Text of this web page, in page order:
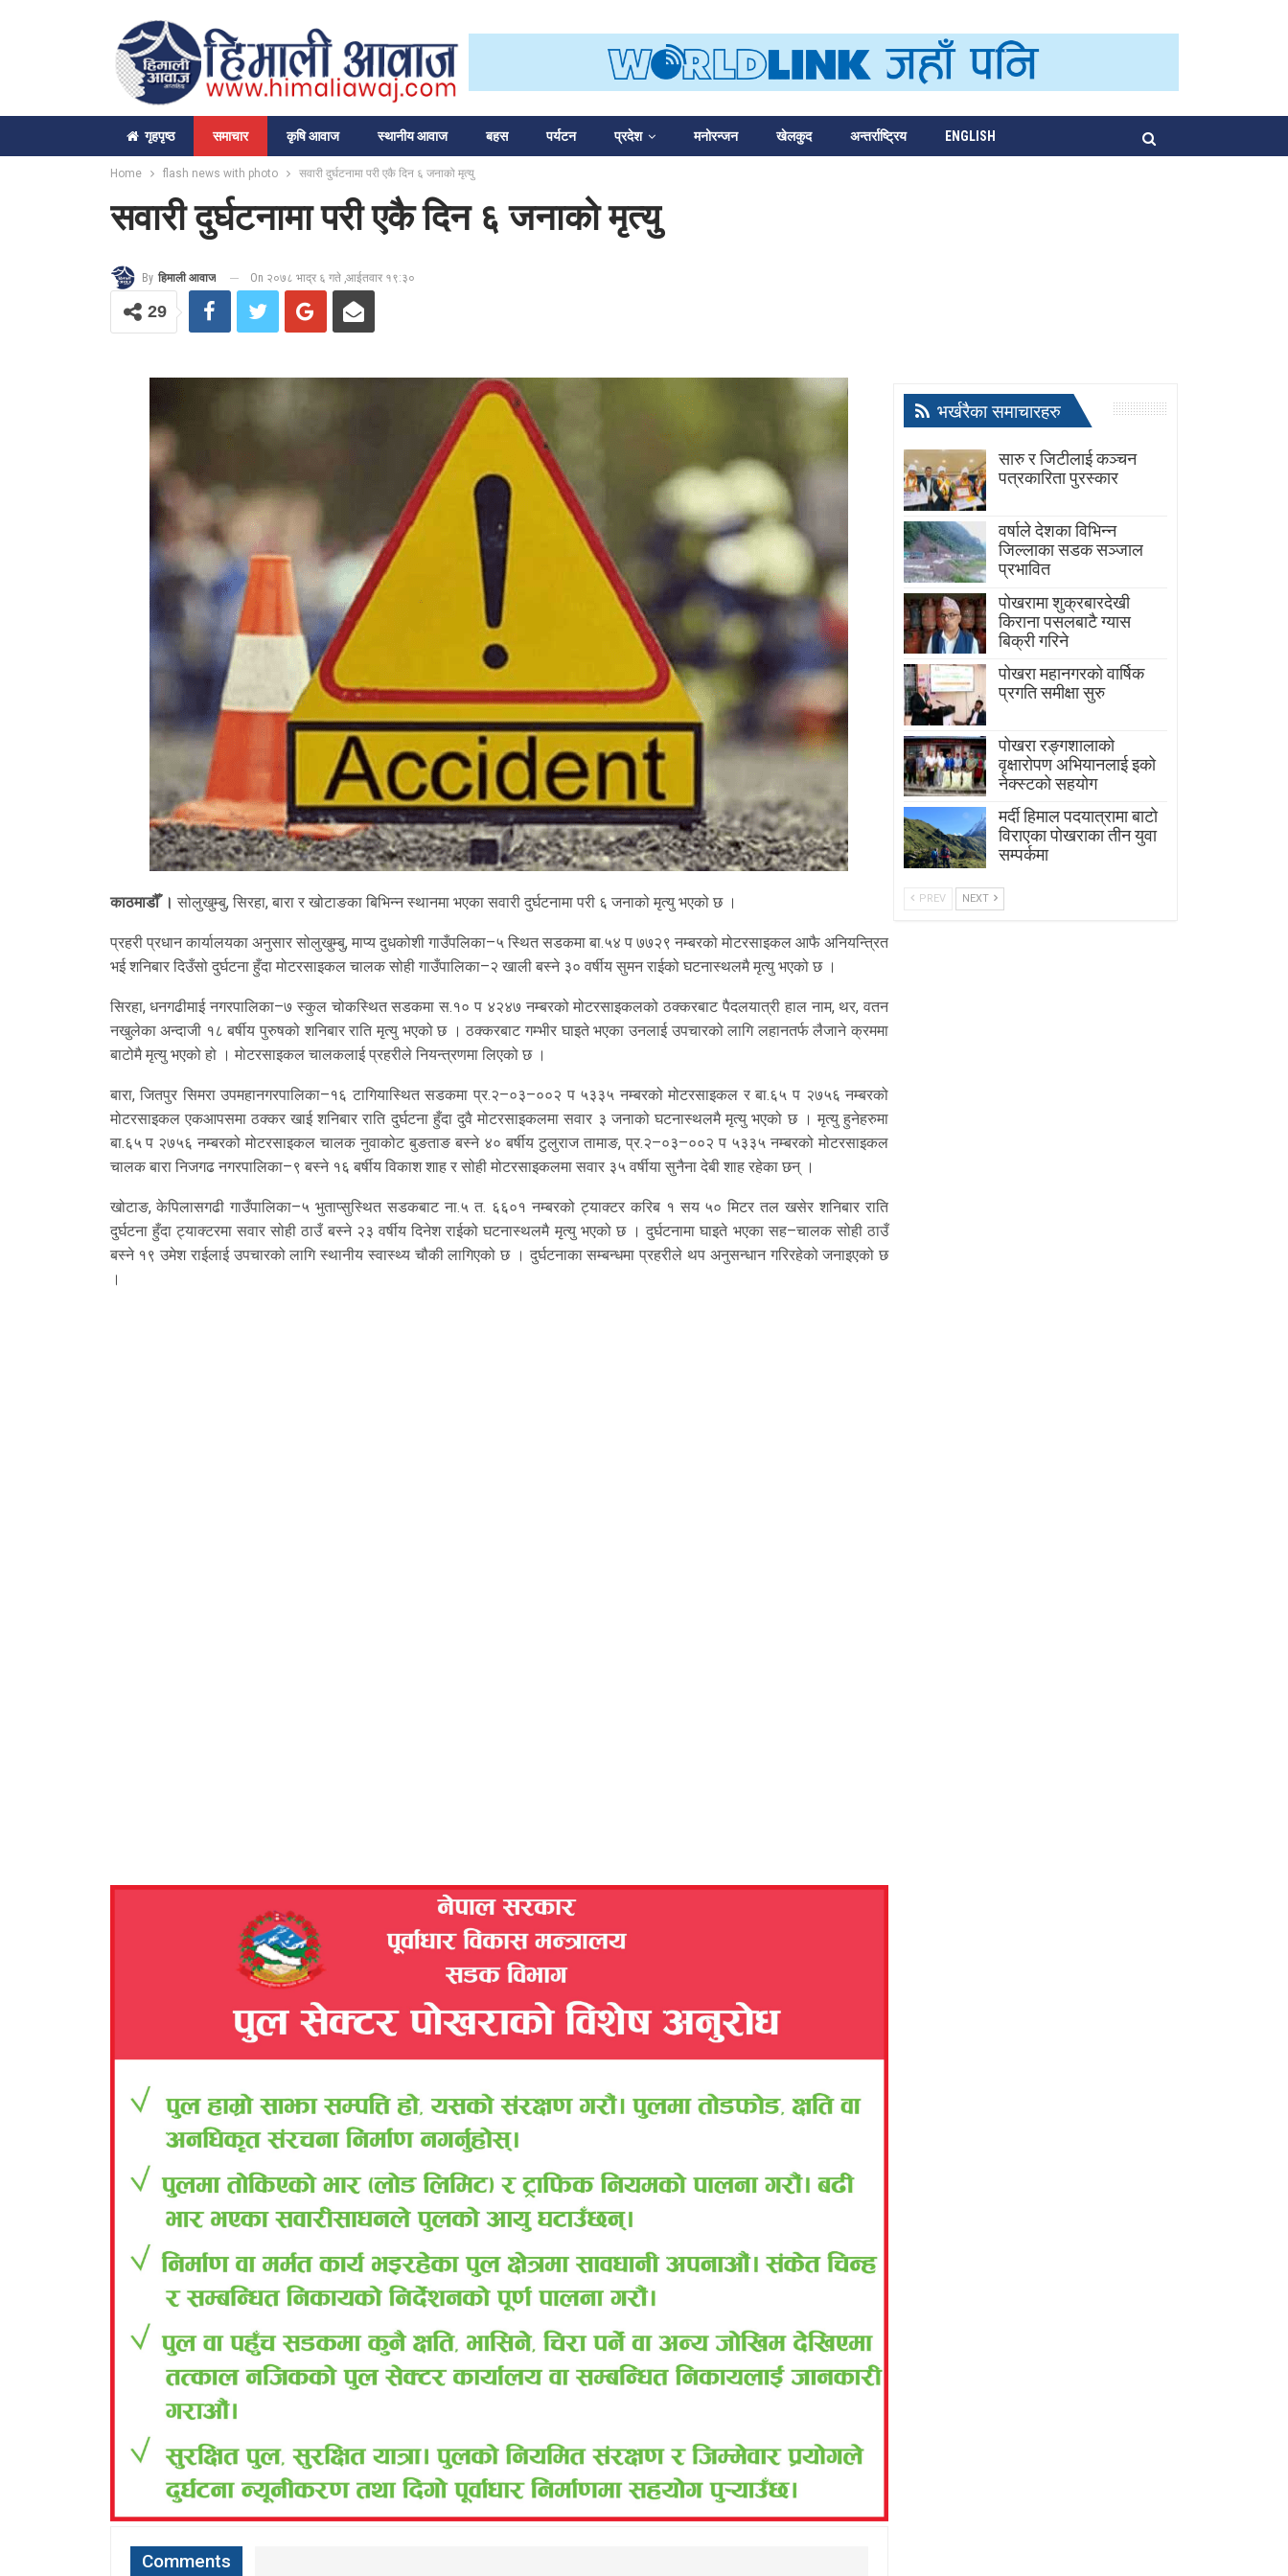
गृहपृष्‍ठ समाचार कृषि आवाज स्थानीय आवाज बहस पर्यटन प्रदेश मनोरन्जन खेलकुद अन्तर्राष्ट्रिय ENGLISH
Home flash news with photo सवारी दुर्घटनामा परी एकै दिन ६ जनाको मृत्यु
सवारी दुर्घटनामा परी एकै दिन ६ जनाको मृत्यु
By हिमाली आवाज On २०७८ भाद्र ६ गते ,आईतवार १९:३०
29
काठमाडौँ । सोलुखुम्बु, सिरहा, बारा र खोटाङका बिभिन्न स्थानमा भएका सवारी दुर्घटनामा परी ६ जनाको मृत्यु भएको छ ।
प्रहरी प्रधान कार्यालयका अनुसार सोलुखुम्बु, माप्य दुधकोशी गाउँपलिका–५ स्थित सडकमा बा.५४ प ७७२९ नम्बरको मोटरसाइकल आफै अनियन्त्रित
भई शनिबार दिउँसो दुर्घटना हुँदा मोटरसाइकल चालक सोही गाउँपालिका–२ खाली बस्ने ३० वर्षीय सुमन राईको घटनास्थलमै मृत्यु भएको छ ।
सिरहा, धनगढीमाई नगरपालिका–७ स्कुल चोकस्थित सडकमा स.१० प ४२४७ नम्बरको मोटरसाइकलको ठक्करबाट पैदलयात्री हाल नाम, थर, वतन
नखुलेका अन्दाजी १८ बर्षीय पुरुषको शनिबार राति मृत्यु भएको छ । ठक्करबाट गम्भीर घाइते भएका उनलाई उपचारको लागि लहानतर्फ लैजाने क्रममा
बाटोमै मृत्यु भएको हो । मोटरसाइकल चालकलाई प्रहरीले नियन्त्रणमा लिएको छ ।
बारा, जितपुर सिमरा उपमहानगरपालिका–१६ टागियास्थित सडकमा प्र.२–०३–००२ प ५३३५ नम्बरको मोटरसाइकल र बा.६५ प २७५६ नम्बरको
मोटरसाइकल एकआपसमा ठक्कर खाई शनिबार राति दुर्घटना हुँदा दुवै मोटरसाइकलमा सवार ३ जनाको घटनास्थलमै मृत्यु भएको छ । मृत्यु हुनेहरुमा
बा.६५ प २७५६ नम्बरको मोटरसाइकल चालक नुवाकोट बुङताङ बस्ने ४० बर्षीय टुलुराज तामाङ, प्र.२–०३–००२ प ५३३५ नम्बरको मोटरसाइकल
चालक बारा निजगढ नगरपालिका–९ बस्ने १६ बर्षीय विकाश शाह र सोही मोटरसाइकलमा सवार ३५ वर्षीया सुनैना देबी शाह रहेका छन् ।
खोटाङ, केपिलासगढी गाउँपालिका–५ भुताप्सुस्थित सडकबाट ना.५ त. ६६०१ नम्बरको ट्याक्टर करिब १ सय ५० मिटर तल खसेर शनिबार राति
दुर्घटना हुँदा ट्याक्टरमा सवार सोही ठाउँ बस्ने २३ वर्षीय दिनेश राईको घटनास्थलमै मृत्यु भएको छ । दुर्घटनामा घाइते भएका सह–चालक सोही ठाउँ
बस्ने १९ उमेश राईलाई उपचारको लागि स्थानीय स्वास्थ्य चौकी लागिएको छ । दुर्घटनाका सम्बन्धमा प्रहरीले थप अनुसन्धान गरिरहेको जनाइएको छ
।
Comments
भर्खरैका समाचारहरु
सारु र जिटीलाई कञ्चन
पत्रकारिता पुरस्कार
वर्षाले देशका विभिन्न
जिल्लाका सडक सञ्जाल
प्रभावित
पोखरामा शुक्रबारदेखी
किराना पसलबाटै ग्यास
बिक्री गरिने
पोखरा महानगरको वार्षिक
प्रगति समीक्षा सुरु
पोखरा रङ्गशालाको
वृक्षारोपण अभियानलाई इको
नेक्स्टको सहयोग
मर्दी हिमाल पदयात्रामा बाटाे
विराएका पाेखराका तीन युवा
सम्पर्कमा
PREV NEXT